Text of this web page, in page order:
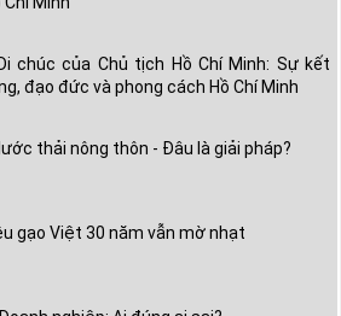
chúc của Chủ tịch Hồ Chí Minh: Sự kết
đạo đức và phong cách Hồ Chí Minh
thải nông thôn - Đâu là giải pháp?
gạo Việt 30 năm vẫn mờ nhạt